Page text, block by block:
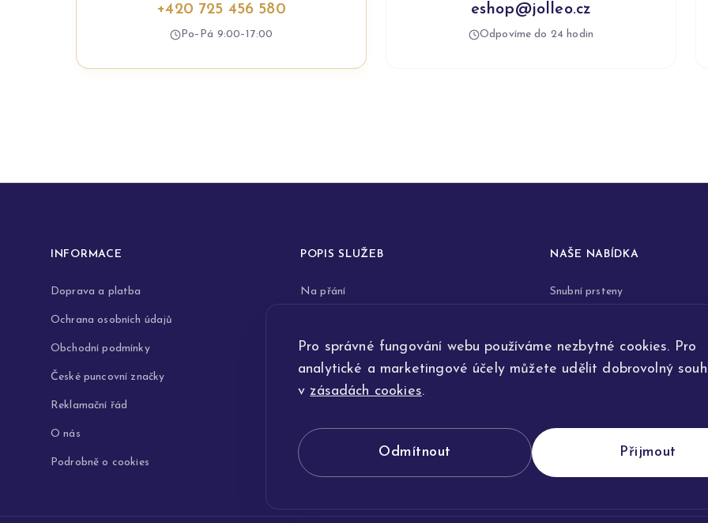
Pro správné fungování webu používáme nezbytné cookies. Pro
analytické a marketingové účely můžete udělit dobrovolný
v zásadách cookies.
Odmítnout Přijmout
+420 725 456 580
Po–Pá 9:00–17:00
eshop@jolleo.cz
Odpovíme do 24 hodin
INFORMACE
Doprava a platba
Ochrana osobních údajů
Obchodní podmínky
České puncovní značky
Reklamační řád
O nás
Podrobně o cookies
POPIS SLUŽEB
Na přání
Opravy a renovace šperků
Výkup zlata
NAŠE NABÍDKA
Snubní prsteny
Šperky
Na přání